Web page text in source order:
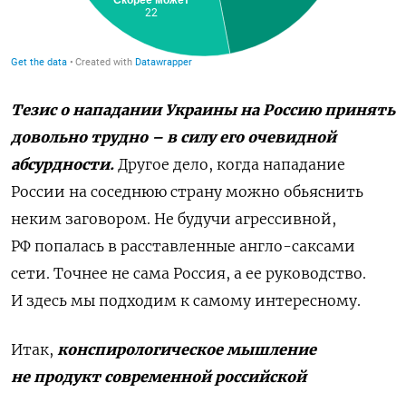
Тезис о нападании Украины на Россию принять
довольно трудно – в силу его очевидной
абсурдности. Другое дело, когда нападание
России на соседнюю страну можно обьяснить
неким заговором. Не будучи агрессивной,
РФ попалась в расставленные англо-саксами
сети. Точнее не сама Россия, а ее руководство.
И здесь мы подходим к самому интересному.
Итак, конспирологическое мышление
не продукт современной российской